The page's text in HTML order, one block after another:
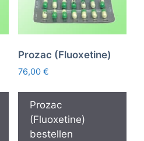
Prozac (Fluoxetine)
76,00 €
Prozac
(Fluoxetine)
bestellen